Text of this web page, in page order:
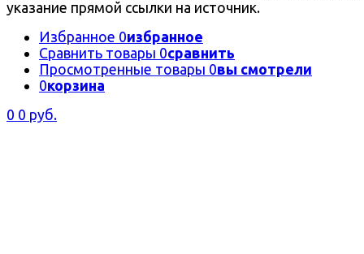
указание прямой ссылки на источник.
Избранное 0избранное
Сравнить товары 0сравнить
Просмотренные товары 0вы смотрели
0корзина
0 0 руб.